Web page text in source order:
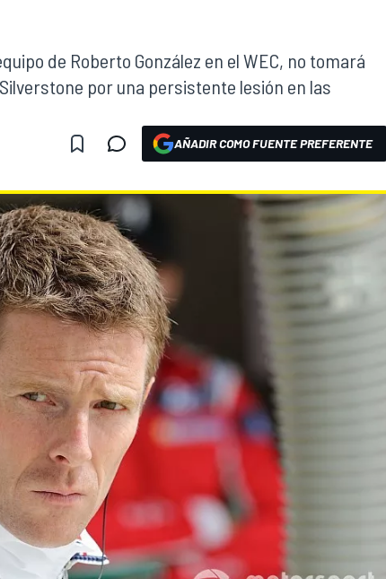
de Roberto González en el WEC, no tomará
por una persistente lesión en las
AÑADIR COMO FUENTE PREFERENTE